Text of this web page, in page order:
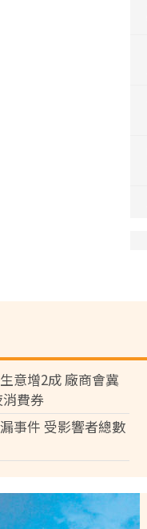
意增2成 廠商會冀
費券
事件 受影響者總數